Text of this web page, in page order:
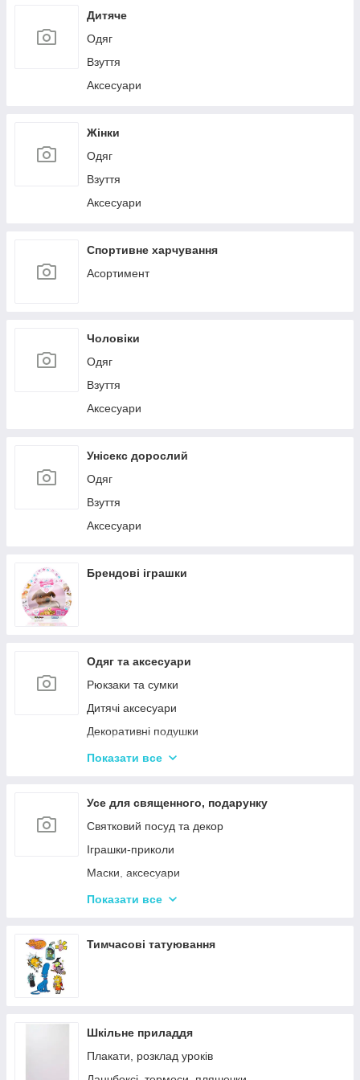
Дитяче
Одяг
Взуття
Аксесуари
Жінки
Одяг
Взуття
Аксесуари
Спортивне харчування
Асортимент
Чоловіки
Одяг
Взуття
Аксесуари
Унісекс дорослий
Одяг
Взуття
Аксесуари
Брендові іграшки
Одяг та аксесуари
Рюкзаки та сумки
Дитячі аксесуари
Декоративні подушки
Дитячі парасольки
Показати все
Усе для священного, подарунку
Святковий посуд та декор
Іграшки-приколи
Маски, аксесуари
Повітряні кульки
Фоторамки і фотоальбоми
Показати все
Тимчасові татуювання
Шкільне приладдя
Плакати, розклад уроків